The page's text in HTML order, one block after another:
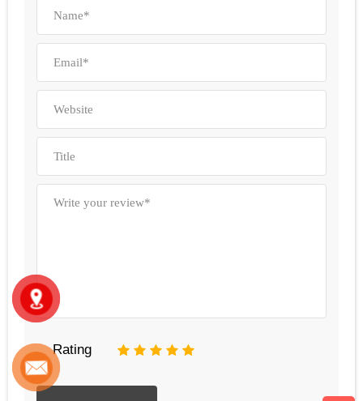
Rating 5
4
3
2